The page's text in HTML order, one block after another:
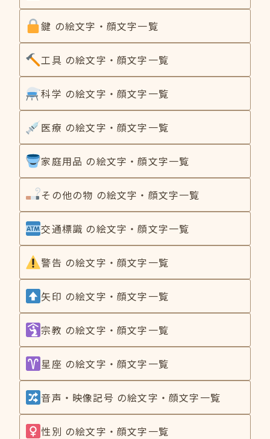
鍵 の絵文字・顔文字一覧
工具 の絵文字・顔文字一覧
科学 の絵文字・顔文字一覧
医療 の絵文字・顔文字一覧
家庭用品 の絵文字・顔文字一覧
その他の物 の絵文字・顔文字一覧
交通標識 の絵文字・顔文字一覧
警告 の絵文字・顔文字一覧
矢印 の絵文字・顔文字一覧
宗教 の絵文字・顔文字一覧
星座 の絵文字・顔文字一覧
音声・映像記号 の絵文字・顔文字一覧
性別 の絵文字・顔文字一覧